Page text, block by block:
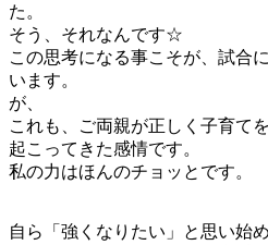
た。
そう、それなんです☆
この思考になる事こそが、試合
います。
が、
これも、ご両親が正しく子育て
起こってきた感情です。
私の力はほんのチョッとです。
自ら「強くなりたい」と思い始め